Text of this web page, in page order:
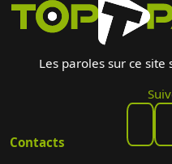
Les paroles sur ce site
Contacts